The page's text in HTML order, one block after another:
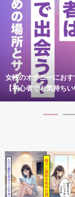
女性のオナニーにお
【初心者でも気持ち